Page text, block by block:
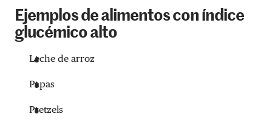
Ejemplos de alimentos con índice
glucémico alto
Leche de arroz
Papas
Pretzels